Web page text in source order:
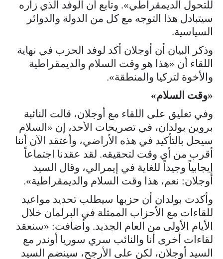
للتحول الديمقراطي». وتابع أن الوفد الذي زاره
سيتبادل هذا التوجه مع كل من الدولة والدوائر
السياسية.
وذكر البيان أن أوجلان أكد لوفد الحزب في نهاية
اللقاء أن «هذا هو وقت السلام والديمقراطية
والأخوة لتركيا والمنطقة».
«وقت السلام»
وفي تعليق على اللقاء مع أوجلان، قالت النائبة
بروين بولدان، في تصريحات الأحد، إن «السلام
سيحل بالتأكيد في هذه الأراضي، وأعتقد الآن أننا
أقرب من أي وقت لتحقيقه. لقد عقدنا اجتماعاً
إيجابياً وجيداً للغاية في إيمرالي، وقال السيد
أوجلان: نعم، هذا وقت السلام والديمقراطية».
وأكدت بولدان أن حزبها سيطلب تحديد مواعيد
للقاءات مع الأحزاب الممثلة في البرلمان خلال
الأيام الأولى من العام الجديد. وأضافت: «سنعقد
لقاءات أخرى أنا والنائب سري سوريا أوندر مع
السيد أوجلان، لكن على الأرجح، سينضم السيد